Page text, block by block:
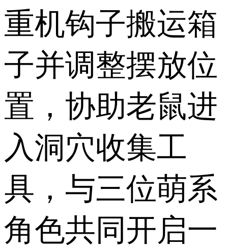
重机钩子搬运箱
子并调整摆放位
置，协助老鼠进
入洞穴收集工
具，与三位萌系
角色共同开启一